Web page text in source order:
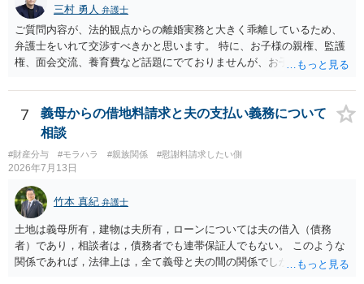
三村 勇人 弁護士
ご質問内容が、法的観点からの離婚実務と大きく乖離しているため、
弁護士をいれて交渉すべきかと思います。 特に、お子様の親権、監護
権、面会交流、養育費など話題にでておりませんが、お子様の権利を
れを決めなかったために生じる質問がこの法律相談でも多くあげられ
ます。 一生に一度あるかないかの離婚という法律問題ですので、お近
くの弁護士事務所にご相談されることをお勧めします。
7
義母からの借地料請求と夫の支払い義務について
相談
#財産分与 #モラハラ #親族関係 #慰謝料請求したい側
2026年7月13日
竹本 真紀 弁護士
土地は義母所有，建物は夫所有，ローンについては夫の借入（債務
者）であり，相談者は，債務者でも連帯保証人でもない。 このような
関係であれば，法律上は，全て義母と夫の間の関係でしかありませ